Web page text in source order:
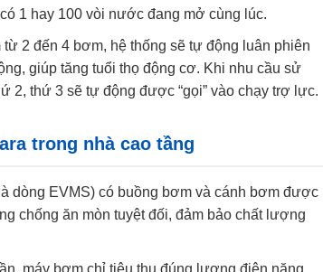
1 hay 100 vòi nước đang mở cùng lúc.
từ 2 đến 4 bơm, hệ thống sẽ tự động luân phiên
giúp tăng tuổi thọ động cơ. Khi nhu cầu sử
thứ 3 sẽ tự động được “gọi” vào chạy trợ lực.
trong nhà cao tầng
dòng EVMS) có buồng bơm và cánh bơm được
chống ăn mòn tuyệt đối, đảm bảo chất lượng
máy bơm chỉ tiêu thụ đúng lượng điện năng